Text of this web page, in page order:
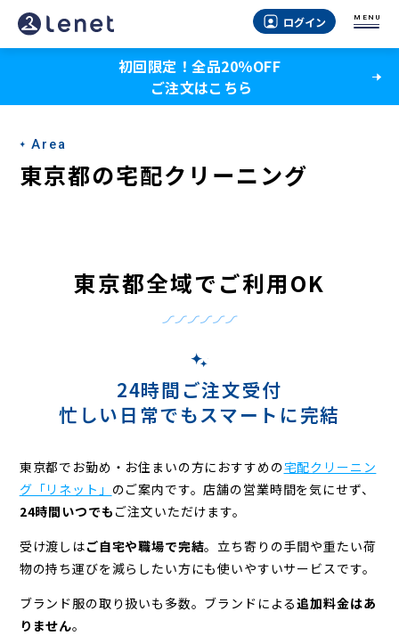
ログイン MENU
初回限定！全品20％OFF
ご注文はこちら
Area
東京都の宅配クリーニング
東京都全域でご利用OK
24時間ご注文受付
忙しい日常でもスマートに完結
東京都でお勤め・お住まいの方におすすめの宅配クリーニン
グ「リネット」 のご案内です。店舗の営業時間を気にせず、
24時間いつでも ご注文いただけます。
受け渡しはご自宅や職場で完結。 立ち寄りの手間や重たい荷
物の持ち運びを減らしたい方にも使いやすいサービスです。
ブランド服の取り扱いも多数。ブランドによる追加料金はあ
りません。